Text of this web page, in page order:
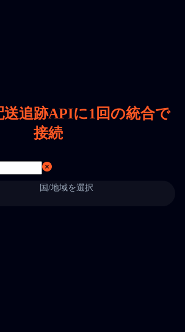
送追跡APIに1回の統合で
接続
国/地域を選択